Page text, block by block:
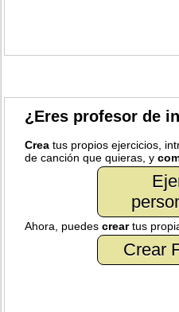
¿Eres profesor de
Crea tus propios ejercicios,
de canción que quieras, y
Ahora, puedescreartus
Crear